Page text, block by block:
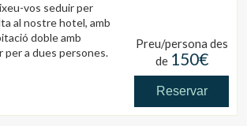
vos seduir per
al nostre hotel, amb
doble amb
per a dues persones.
en habitació doble
Preu/persona des
de 150€
Reservar